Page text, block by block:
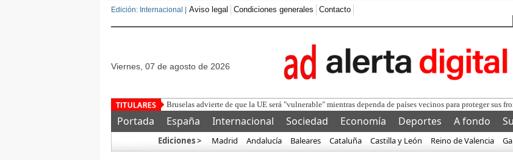
Edición: Internacional | Aviso legal Condiciones generales Contacto
viernes, 07 de agosto de 2026
Bruselas advierte de que la UE será "vulnerable" mientras dependa de países vecinos para proteger sus
Portada España Internacional Sociedad Economía Deportes A fondo
Ediciones > Madrid Andalucía Baleares Cataluña Castilla y León Reino de Valencia